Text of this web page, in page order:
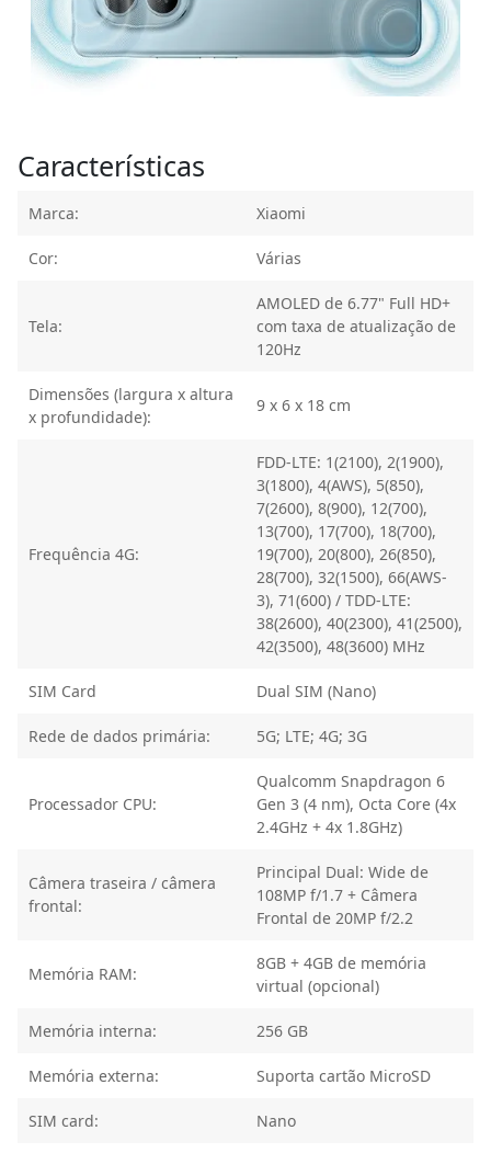
Características
Marca: Xiaomi
Cor: Várias
Tela:
AMOLED de 6.77" Full HD+
com taxa de atualização de
120Hz
Dimensões (largura x altura
x profundidade):
9 x 6 x 18 cm
Frequência 4G:
FDD-LTE: 1(2100), 2(1900),
3(1800), 4(AWS), 5(850),
7(2600), 8(900), 12(700),
13(700), 17(700), 18(700),
19(700), 20(800), 26(850),
28(700), 32(1500), 66(AWS-
3), 71(600) / TDD-LTE:
38(2600), 40(2300), 41(2500),
42(3500), 48(3600) MHz
SIM Card Dual SIM (Nano)
Rede de dados primária: 5G; LTE; 4G; 3G
Processador CPU:
Qualcomm Snapdragon 6
Gen 3 (4 nm), Octa Core (4x
2.4GHz + 4x 1.8GHz)
Câmera traseira / câmera
frontal:
Principal Dual: Wide de
108MP f/1.7 + Câmera
Frontal de 20MP f/2.2
Memória RAM:
8GB + 4GB de memória
virtual (opcional)
Memória interna: 256 GB
Memória externa: Suporta cartão MicroSD
SIM card: Nano